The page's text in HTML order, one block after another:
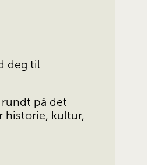
deg til
på det
historie, kultur,